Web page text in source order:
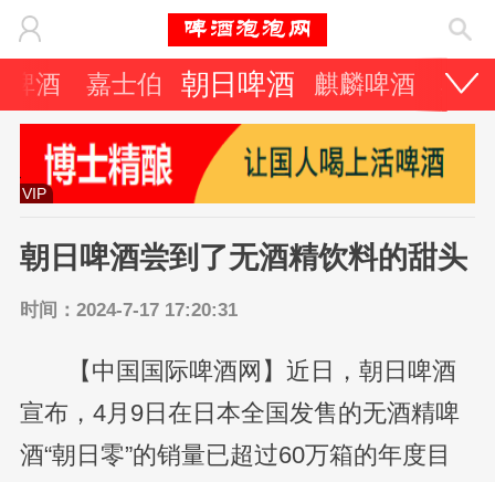
啤酒 嘉士伯 朝日啤酒 麒麟啤酒 其
VIP
朝日啤酒尝到了无酒精饮料的甜头
时间：2024-7-17 17:20:31
【中国国际啤酒网】近日，朝日啤酒
宣布，4月9日在日本全国发售的无酒精啤
酒“朝日零”的销量已超过60万箱的年度目